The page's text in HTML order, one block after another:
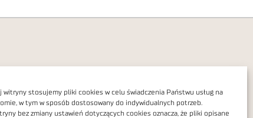
witryny stosujemy pliki cookies w celu świadczenia Państwu usług na
w tym w sposób dostosowany do indywidualnych potrzeb.
bez zmiany ustawień dotyczących cookies oznacza, że pliki opisane
Polityka prywatności